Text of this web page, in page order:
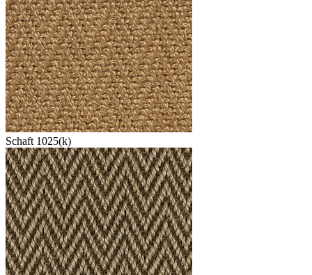
Schaft 1025(k)